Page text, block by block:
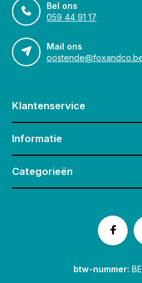
Bel ons
059 44 91 17
Mail ons
Klantenservice
Informatie
Categorieën
btw-nummer: